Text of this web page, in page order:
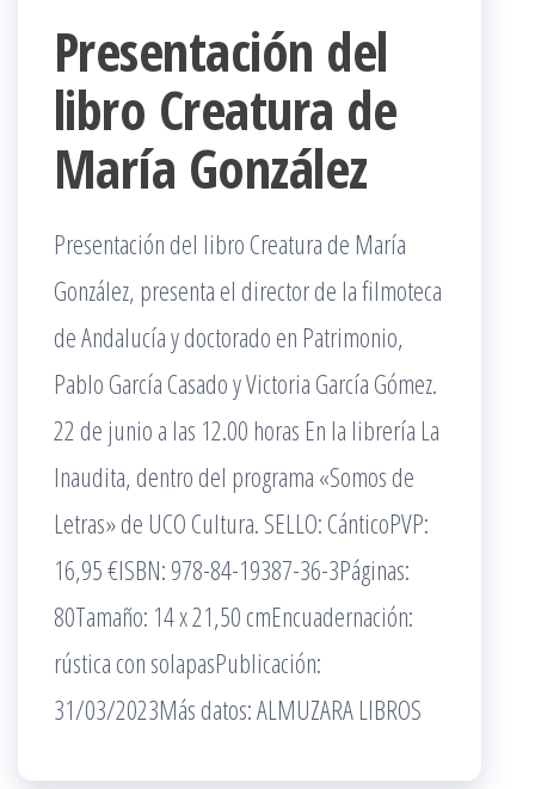
Presentación del
libro Creatura de
María González
Presentación del libro Creatura de María
González, presenta el director de la filmoteca
de Andalucía y doctorado en Patrimonio,
Pablo García Casado y Victoria García Gómez.
22 de junio a las 12.00 horas En la librería La
Inaudita, dentro del programa «Somos de
Letras» de UCO Cultura. SELLO: CánticoPVP:
16,95 €ISBN: 978-84-19387-36-3Páginas:
80Tamaño: 14 x 21,50 cmEncuadernación:
rústica con solapasPublicación:
31/03/2023Más datos: ALMUZARA LIBROS